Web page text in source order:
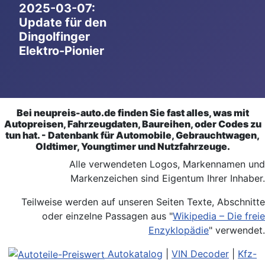
2025-03-07:
Update für den
Dingolfinger
Elektro-Pionier
Bei neupreis-auto.de finden Sie fast alles, was mit
Autopreisen, Fahrzeugdaten, Baureihen, oder Codes zu
tun hat. - Datenbank für Automobile, Gebrauchtwagen,
Oldtimer, Youngtimer und Nutzfahrzeuge.
Alle verwendeten Logos, Markennamen und
Markenzeichen sind Eigentum Ihrer Inhaber.
Teilweise werden auf unseren Seiten Texte, Abschnitte
oder einzelne Passagen aus "Wikipedia – Die freie
Enzyklopädie" verwendet.
Autokatalog
VIN Decoder
Kfz-